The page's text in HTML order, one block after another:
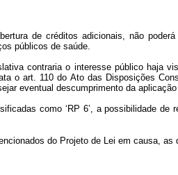
de créditos adicionais, não
públicos de saúde.
contraria o interesse público haja
o art. 110 do Ato das Disposições
eventual descumprimento da
como ‘RP 6’, a possibilidade
do Projeto de Lei em causa,